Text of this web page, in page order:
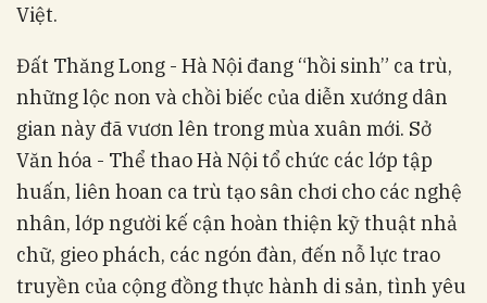
Việt.
Đất Thăng Long - Hà Nội đang “hồi sinh” ca trù,
những lộc non và chồi biếc của diễn xướng dân
gian này đã vươn lên trong mùa xuân mới. Sở
Văn hóa - Thể thao Hà Nội tổ chức các lớp tập
huấn, liên hoan ca trù tạo sân chơi cho các nghệ
nhân, lớp người kế cận hoàn thiện kỹ thuật nhả
chữ, gieo phách, các ngón đàn, đến nỗ lực trao
truyền của cộng đồng thực hành di sản, tình yêu